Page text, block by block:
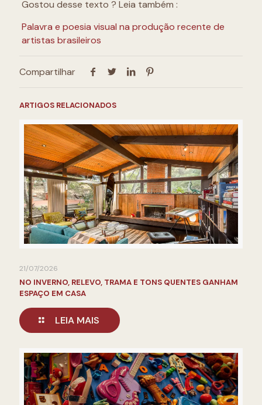
Gostou desse texto ? Leia também :
Palavra e poesia visual na produção recente de
artistas brasileiros
Compartilhar
ARTIGOS RELACIONADOS
21/07/2026
NO INVERNO, RELEVO, TRAMA E TONS QUENTES GANHAM
ESPAÇO EM CASA
LEIA MAIS